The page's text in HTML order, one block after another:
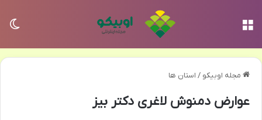
مجله اوبیکو / استان ها
عوارض دمنوش لاغری دکتر بیز